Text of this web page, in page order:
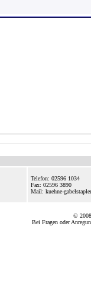
Telefon: 02596 1034
Fax: 02596 3890
Mail: kuehne-
© 2008
Bei Fragen oder